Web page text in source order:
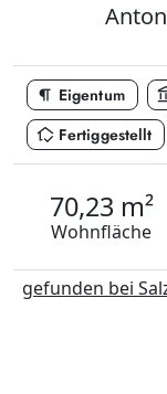
format_paragraph Eigentum
in_home_mode Fertiggestellt
70,23 m²
Wohnfläche
gefunden bei